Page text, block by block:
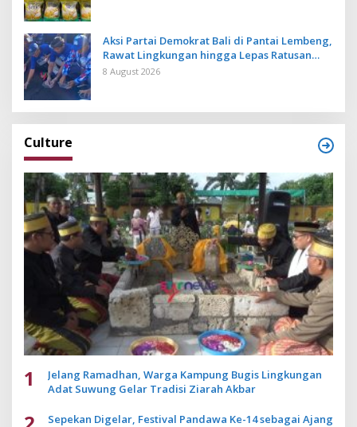
Aksi Partai Demokrat Bali di Pantai Lembeng,
Rawat Lingkungan hingga Lepas Ratusan
Tukik Bedawang Nala
8 August 2026
Culture
1
Jelang Ramadhan, Warga Kampung Bugis Lingkungan
Adat Suwung Gelar Tradisi Ziarah Akbar
Sepekan Digelar, Festival Pandawa Ke-14 sebagai Ajang